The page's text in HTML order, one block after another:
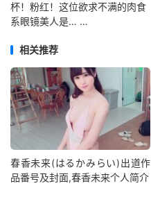
杯！粉红！这位欲求不满的肉食
系眼镜美人是… …
相关推荐
春香未来(はるかみらい)出道作
品番号及封面,春香未来个人简介